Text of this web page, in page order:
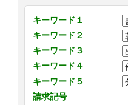
キーワード１
キーワード２
キーワード３
キーワード４
キーワード５
請求記号